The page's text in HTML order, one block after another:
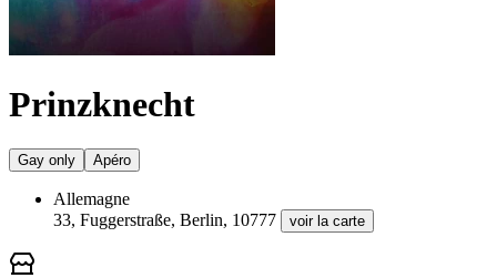
Prinzknecht
Gay only Apéro
Allemagne
33, Fuggerstraße, Berlin, 10777
voir la carte